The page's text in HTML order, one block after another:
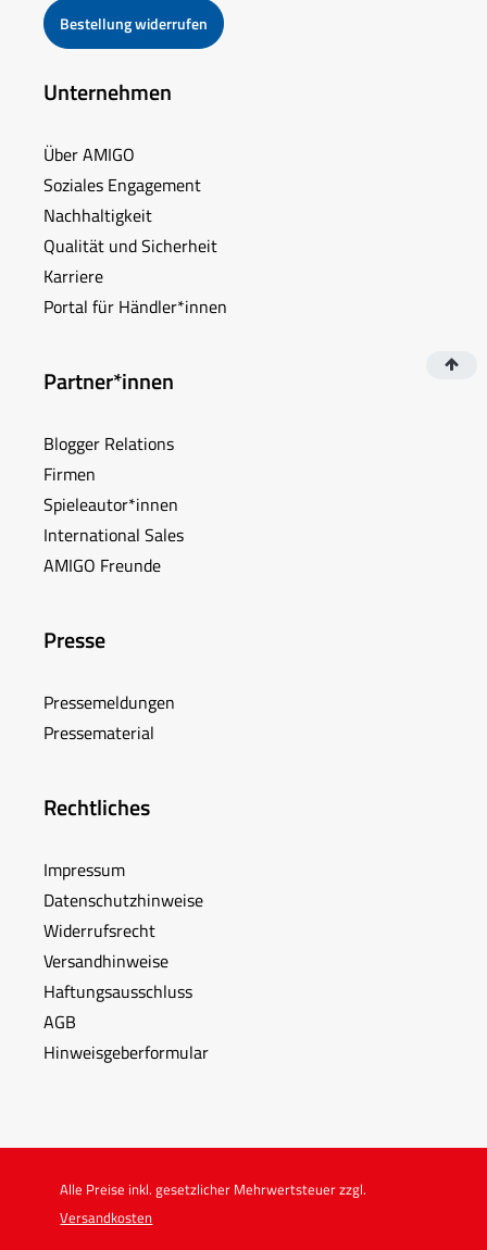
Bestellung widerrufen
Unternehmen
Über AMIGO
Soziales Engagement
Nachhaltigkeit
Qualität und Sicherheit
Karriere
Portal für Händler*innen
Partner*innen
Blogger Relations
Firmen
Spieleautor*innen
International Sales
AMIGO Freunde
Presse
Pressemeldungen
Pressematerial
Rechtliches
Impressum
Datenschutzhinweise
Widerrufsrecht
Versandhinweise
Haftungsausschluss
AGB
Hinweisgeberformular
Alle Preise inkl. gesetzlicher Mehrwertsteuer zzgl.
Versandkosten